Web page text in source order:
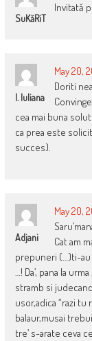
SuKăRiT
Invitată
I. Iuliana
May 20,
Doriti
cea mai buna
ca prea este
succes).
Adjani
May 20,
Cat am
prepuneri (…)ti-au
…! Da’, pana la
stramb si
usor,adica “razi tu
balaur,musai
tre’ s-arate ceva